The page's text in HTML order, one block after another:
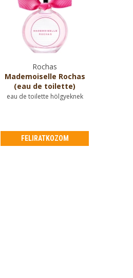
Rochas
Mademoiselle Rochas
(eau de toilette)
eau de toilette hölgyeknek
FELIRATKOZOM